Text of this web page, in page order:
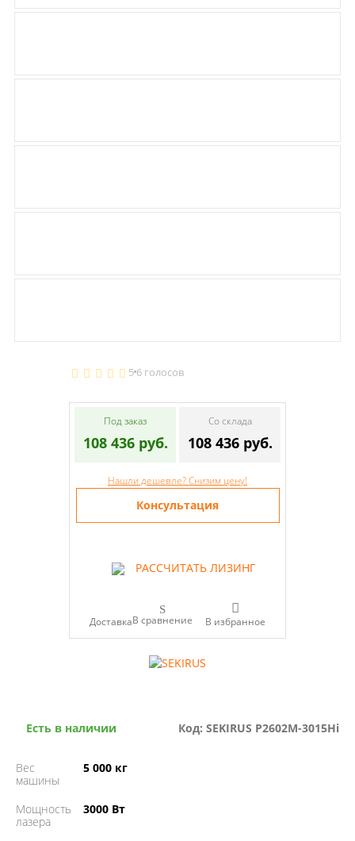
Есть в наличии Код: SEKIRUS P2602M-3015Hi
Вес
машины
5 000 кг
Мощность
лазера
3000 Вт
5 6 голосов
Под заказ
108 436 руб.
Со склада
108 436 руб.
Нашли дешевле? Снизим цену!
Консультация
РАССЧИТАТЬ ЛИЗИНГ
ДоставкаВ сравнение